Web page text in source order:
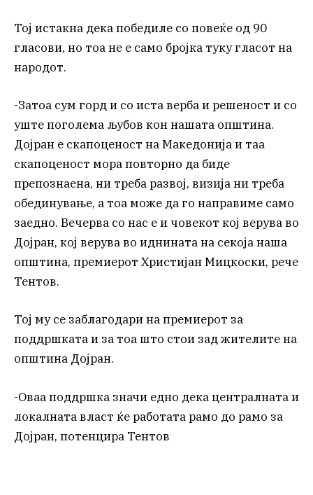
Тој истакна дека победиле со повеќе од 90
гласови, но тоа не е само бројка туку гласот на
народот.
-Затоа сум горд и со иста верба и решеност и со
уште поголема љубов кон нашата општина.
Дојран е скапоценост на Македонија и таа
скапоценост мора повторно да биде
препознаена, ни треба развој, визија ни треба
обединување, а тоа може да го направиме само
заедно. Вечерва со нас е и човекот кој верува во
Дојран, кој верува во иднината на секоја наша
општина, премиерот Христијан Мицкоски, рече
Тентов.
Тој му се заблагодари на премиерот за
поддршката и за тоа што стои зад жителите на
општина Дојран.
-Оваа поддршка значи едно дека централната и
локалната власт ќе работата рамо до рамо за
Дојран, потенцира Тентов